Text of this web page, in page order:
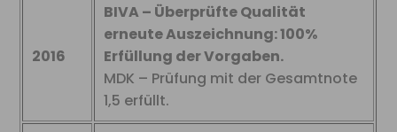
2016
BIVA – Überprüfte Qualität
erneute Auszeichnung: 100%
Erfüllung der Vorgaben.
MDK – Prüfung mit der Gesamtnote
1,5 erfüllt.